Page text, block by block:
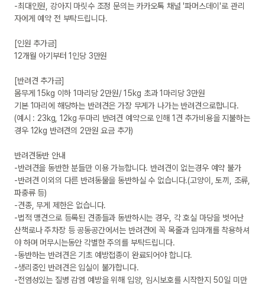
-최대인원, 강아지 마릿수 조정 문의는 카카오톡 채널 '파머스데이'로 관리
자에게 예약 전 부탁드립니다.
[인원 추가금]
12개월 아기부터 1인당 3만원
[반려견 추가금]
몸무게 15kg 이하 1마리당 2만원/ 15kg 초과 1마리당 3만원
기본 1마리에 해당하는 반려견은 가장 무게가 나가는 반려견으로합니다.
(예시 : 23kg, 12kg 두마리 반려견 예약으로 인해 1견 추가비용을 지불하는
경우 12kg 반려견의 2만원 요금 추가)
반려견동반 안내
-반려견을 동반한 분들만 이용 가능합니다. 반려견이 없는경우 예약 불가
-반려견 이외의 다른 반려동물을 동반하실 수 없습니다.(고양이, 토끼, 조류,
파충류 등)
-견종, 무게 제한은 없습니다.
-법적 맹견으로 등록된 견종들과 동반하시는 경우, 각 호실 마당을 벗어난
산책로나 주차장 등 공동공간에서는 반려견에 꼭 목줄과 입마개를 착용하셔
야 하며 머무시는동안 각별한 주의를 부탁드립니다.
-동반하는 반려견은 기초 예방접종이 완료되어야 합니다.
-생리중인 반려견은 입실이 불가합니다.
-전염성있는 질병 감염 예방을 위해 입양, 임시보호를 시작한지 50일 미만